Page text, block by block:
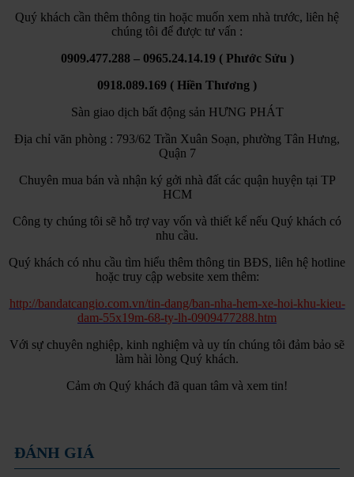
Quý khách cần thêm thông tin hoặc muốn xem nhà trước, liên hệ
chúng tôi để được tư vấn :
0909.477.288 – 0965.24.14.19 ( Phước Sửu )
0918.089.169 ( Hiền Thương )
Sàn giao dịch bất động sản HƯNG PHÁT
Địa chỉ văn phòng : 793/62 Trần Xuân Soạn, phường Tân Hưng,
Quận 7
Chuyên mua bán và nhận ký gởi nhà đất các quận huyện tại TP
HCM
Công ty chúng tôi sẽ hỗ trợ vay vốn và thiết kế nếu Quý khách có
nhu cầu.
Quý khách có nhu cầu tìm hiểu thêm thông tin BĐS, liên hệ hotline
hoặc truy cập website xem thêm:
http://bandatcangio.com.vn/tin-dang/ban-nha-hem-xe-hoi-khu-kieu-
dam-55x19m-68-ty-lh-0909477288.htm
Với sự chuyên nghiệp, kinh nghiệm và uy tín chúng tôi đảm bảo sẽ
làm hài lòng Quý khách.
Cảm ơn Quý khách đã quan tâm và xem tin!
ĐÁNH GIÁ